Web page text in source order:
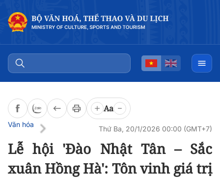
Aa
Văn hóa
Thứ Ba, 20/1/2026 00:00 (GMT+7)
Lễ hội 'Đào Nhật Tân – Sắc
xuân Hồng Hà': Tôn vinh giá trị
Đọc bài